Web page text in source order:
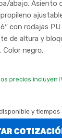
abajo. Asiento
con rodajas
de altura y
Color negro.
precios incluyen
y tiempos